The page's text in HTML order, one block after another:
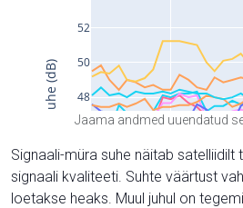
Jaama andmed uuendatud
Signaali-müra suhe näitab satelliidilt
signaali kvaliteeti. Suhte väärtust
loetakse heaks. Muul juhul on